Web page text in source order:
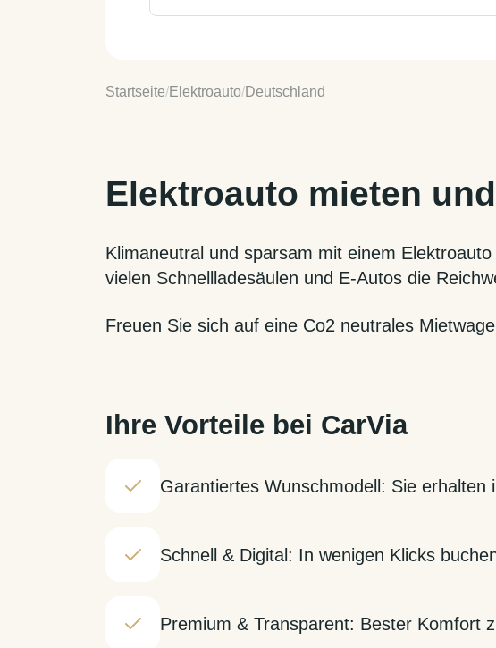
Startseite/Elektroauto/Deutschland
Elektroauto mieten
Klimaneutral und sparsam mit einem
vielen Schnellladesäulen und E-Autos die
Freuen Sie sich auf eine Co2 neutrales
Ihre Vorteile bei CarVia
Garantiertes Wunschmodell: Sie
Schnell & Digital: In wenigen Klicks
Premium & Transparent: Bester Komfort